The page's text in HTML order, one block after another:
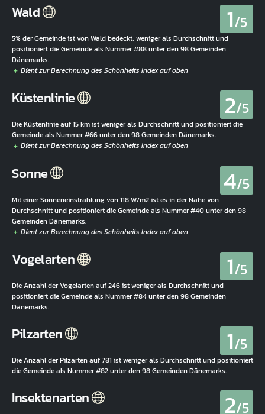
Wald 1/5
5% der Gemeinde ist von Wald bedeckt, weniger als Durchschnitt und
positioniert die Gemeinde als Nummer #88 unter den 98 Gemeinden
Dänemarks.
Küstenlinie 2/5
Die Küstenlinie auf 15 km ist weniger als Durchschnitt und positioniert die
Gemeinde als Nummer #66 unter den 98 Gemeinden Dänemarks.
Sonne 4/5
Mit einer Sonneneinstrahlung von 118 W/m2 ist es in der Nähe von
Durchschnitt und positioniert die Gemeinde als Nummer #40 unter den 98
Gemeinden Dänemarks.
Vogelarten 1/5
Die Anzahl der Vogelarten auf 246 ist weniger als Durchschnitt und
positioniert die Gemeinde als Nummer #84 unter den 98 Gemeinden
Dänemarks.
Pilzarten 1/5
Die Anzahl der Pilzarten auf 781 ist weniger als Durchschnitt und positioniert
die Gemeinde als Nummer #82 unter den 98 Gemeinden Dänemarks.
Insektenarten 2/5